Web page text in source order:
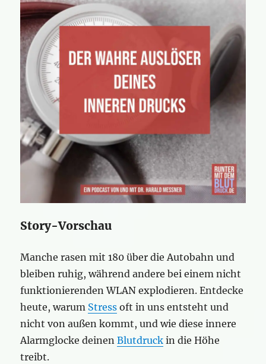
Story-Vorschau
Manche rasen mit 180 über die Autobahn und
bleiben ruhig, während andere bei einem nicht
funktionierenden WLAN explodieren. Entdecke
heute, warum Stress oft in uns entsteht und
nicht von außen kommt, und wie diese innere
Alarmglocke deinenBlutdruck in die Höhe
treibt.